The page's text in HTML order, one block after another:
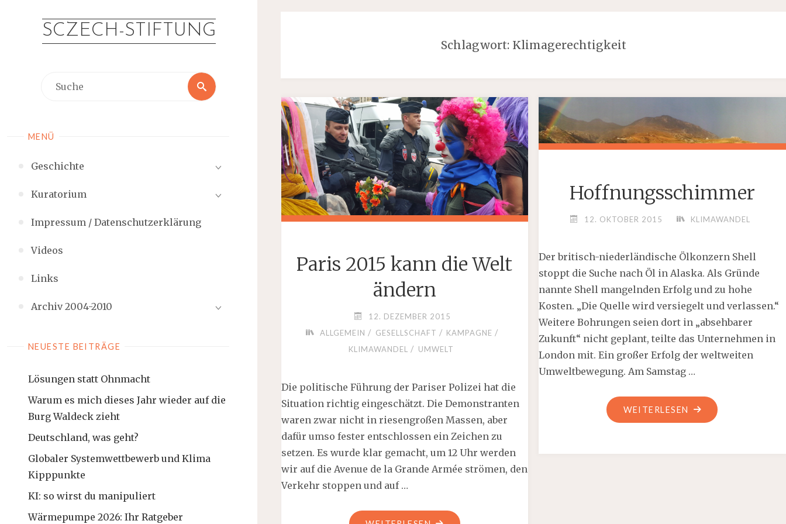
springenSCZECH-STIFTUNG
Suche
Suche
MENÜ
Geschichte
Kuratorium
Impressum / Datenschutzerklärung
Videos
Links
Archiv 2004-2010
NEUESTE BEITRÄGE
Lösungen statt Ohnmacht
Warum es mich dieses Jahr wieder auf die
Burg Waldeck zieht
Deutschland, was geht?
Globaler Systemwettbewerb und Klima
Kipppunkte
KI: so wirst du manipuliert
Wärmepumpe 2026: Ihr Ratgeber
Schlagwort: Klimagerechtigkeit
Paris 2015 kann die Welt
ändern
12. DEZEMBER 2015
ALLGEMEIN / GESELLSCHAFT / KAMPAGNE /
KLIMAWANDEL / UMWELT
Die politische Führung der Pariser Polizei hat die
Situation richtig eingeschätzt. Die Demonstranten
waren zwar nicht in riesengroßen Massen, aber
dafür umso fester entschlossen ein Zeichen zu
setzen. Es wurde klar gemacht, um 12 Uhr werden
wir auf die Avenue de la Grande Armée strömen, den
Verkehr stoppen und auf …
Hoffnungsschimmer
12. OKTOBER 2015 KLIMAWANDEL
Der britisch-niederländische Ölkonzern Shell
stoppt die Suche nach Öl in Alaska. Als Gründe
nannte Shell mangelnden Erfolg und zu hohe
Kosten. „Die Quelle wird versiegelt und verlassen.“
Weitere Bohrungen seien dort in „absehbarer
Zukunft“ nicht geplant, teilte das Unternehmen in
London mit. Ein großer Erfolg der weltweiten
Umweltbewegung. Am Samstag …
WEITERLESEN